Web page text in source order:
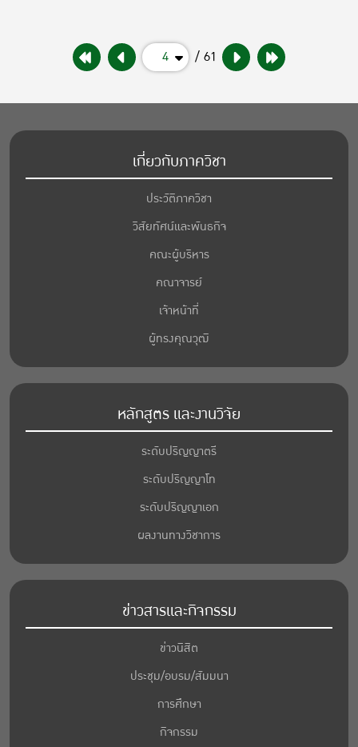
4 / 61
เกี่ยวกับภาควิชา
ประวัติภาควิชา
วิสัยทัศน์และพันธกิจ
คณะผู้บริหาร
คณาจารย์
เจ้าหน้าที่
ผู้ทรงคุณวุฒิ
หลักสูตร และงานวิจัย
ระดับปริญญาตรี
ระดับปริญญาโท
ระดับปริญญาเอก
ผลงานทางวิชาการ
ข่าวสารและกิจกรรม
ข่าวนิสิต
ประชุม/อบรม/สัมมนา
การศึกษา
กิจกรรม